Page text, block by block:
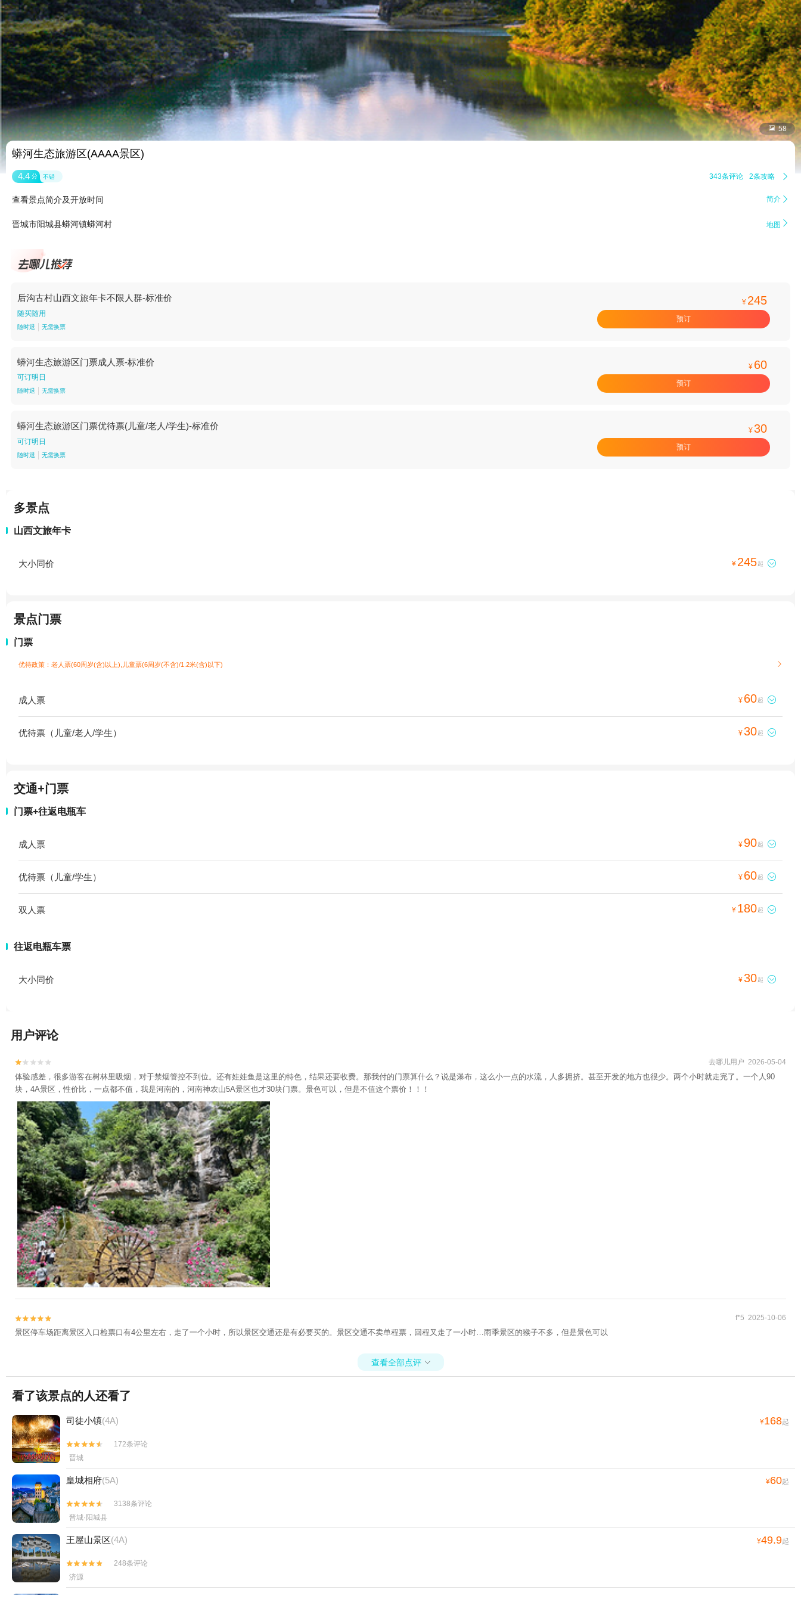
 58
蟒河生态旅游区(AAAA景区)
4.4 分 不错 343条评论 2条攻略 
查看景点简介及开放时间 简介 
晋城市阳城县蟒河镇蟒河村 地图 
后沟古村山西文旅年卡不限人群-标准价
随买随用
随时退 无需换票
¥ 245
预订
蟒河生态旅游区门票成人票-标准价
可订明日
随时退 无需换票
¥ 60
预订
蟒河生态旅游区门票优待票(儿童/老人/学生)-标准价
可订明日
随时退 无需换票
¥30
预订
多景点
山西文旅年卡
大小同价 ¥ 245起 
景点门票
门票
优待政策：老人票(60周岁(含)以上),儿童票(6周岁(不含)/1.2米(含)以下) 
成人票 ¥ 60起 
优待票（儿童/老人/学生） ¥30起 
交通+门票
门票+往返电瓶车
成人票 ¥ 90起 
优待票（儿童/学生） ¥ 60起 
双人票 ¥ 180起 
往返电瓶车票
大小同价 ¥30起 
用户评论

 去哪儿用户 2026-05-04
体验感差，很多游客在树林里吸烟，对于禁烟管控不到位。还有娃娃鱼是这里的特色，结果还要收费。那我付的门票算什么？说是瀑布，这么小一点的水流，人多拥挤。甚至开发的地方也很少。两个小时就走完了。一个人90
块，4A景区，性价比，一点都不值，我是河南的，河南神农山5A景区也才30块门票。景色可以，但是不值这个票价！！！

 f*5 2025-10-06
景区停车场距离景区入口检票口有4公里左右，走了一个小时，所以景区交通还是有必要买的。景区交通不卖单程票，回程又走了一小时…雨季景区的猴子不多，但是景色可以
查看全部点评 
看了该景点的人还看了
司徒小镇(4A) ¥168起


172条评论
晋城
皇城相府(5A) ¥60起


3138条评论
晋城·阳城县
王屋山景区(4A) ¥49.9起


248条评论
济源